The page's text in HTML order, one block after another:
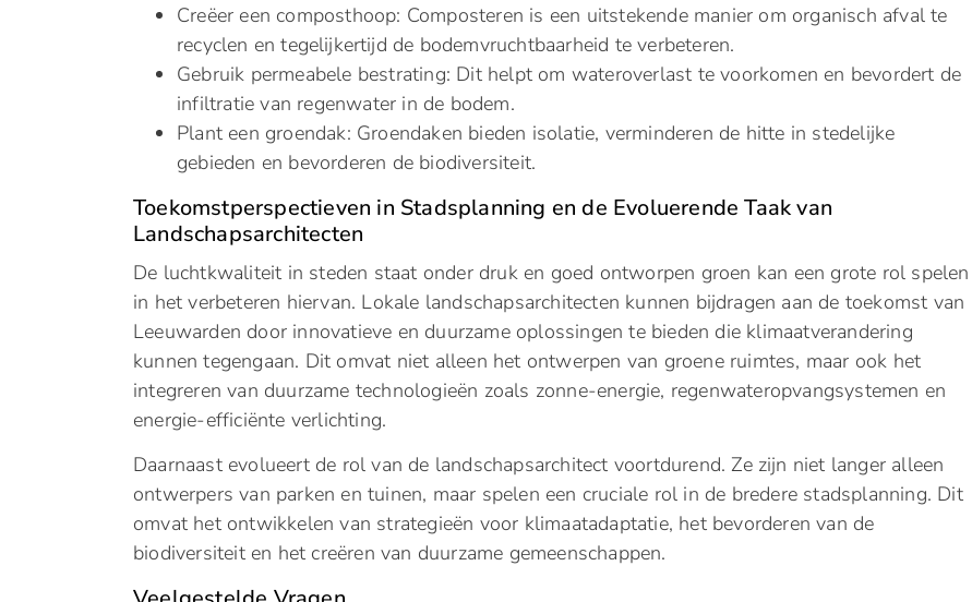
Creëer een composthoop: Composteren is een uitstekende manier om organisch afval te
recyclen en tegelijkertijd de bodemvruchtbaarheid te verbeteren.
Gebruik permeabele bestrating: Dit helpt om wateroverlast te voorkomen en bevordert de
infiltratie van regenwater in de bodem.
Plant een groendak: Groendaken bieden isolatie, verminderen de hitte in stedelijke
gebieden en bevorderen de biodiversiteit.
Toekomstperspectieven in Stadsplanning en de Evoluerende Taak van
Landschapsarchitecten
De luchtkwaliteit in steden staat onder druk en goed ontworpen groen kan een grote rol spelen
in het verbeteren hiervan. Lokale landschapsarchitecten kunnen bijdragen aan de toekomst van
Leeuwarden door innovatieve en duurzame oplossingen te bieden die klimaatverandering
kunnen tegengaan. Dit omvat niet alleen het ontwerpen van groene ruimtes, maar ook het
integreren van duurzame technologieën zoals zonne-energie, regenwateropvangsystemen en
energie-efficiënte verlichting.
Daarnaast evolueert de rol van de landschapsarchitect voortdurend. Ze zijn niet langer alleen
ontwerpers van parken en tuinen, maar spelen een cruciale rol in de bredere stadsplanning. Dit
omvat het ontwikkelen van strategieën voor klimaatadaptatie, het bevorderen van de
biodiversiteit en het creëren van duurzame gemeenschappen.